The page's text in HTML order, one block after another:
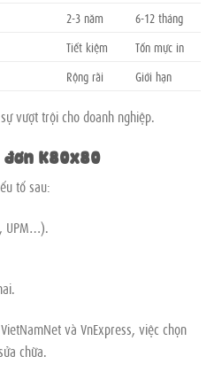
2-3 năm
6-12 tháng
Tiết kiệm
Tốn mực in
Rộng rãi Giới hạn
vượt trội cho doanh nghiệp.
K80x80
tố sau:
UPM…).
và VnExpress, việc chọn
chữa.